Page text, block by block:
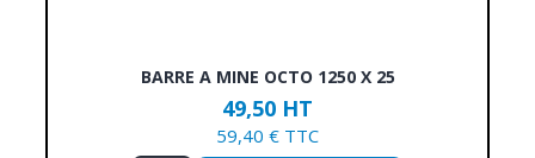
BARRE A MINE OCTO 1250 X 25
49,50 HT
59,40 € TTC